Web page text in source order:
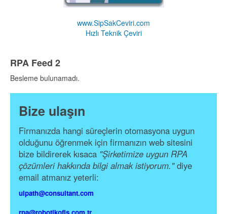
www.SipSakCeviri.com
Hızlı Teknik Çeviri
RPA Feed 2
Besleme bulunamadı.
Bize ulaşın
Firmanızda hangi süreçlerin otomasyona uygun
olduğunu öğrenmek için firmanızın web sitesini
bize bildirerek kısaca "Şirketimize uygun RPA
çözümleri hakkında bilgi almak istiyorum."diye
email atmanız yeterli:
uipath@consultant.com